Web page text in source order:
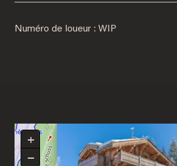
Numéro de loueur : WIP
+
−